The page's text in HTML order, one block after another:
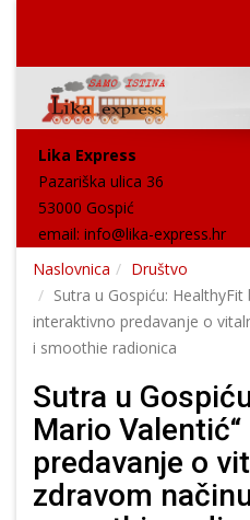
Lika Express
Pazariška ulica 36
53000 Gospić
email: info@lika-express.hr
Naslovnica
Društvo
Sutra u Gospiću: HealthyFit
interaktivno predavanje o
i smoothie radionica
Sutra u
Mario
predavanje o
zdravom